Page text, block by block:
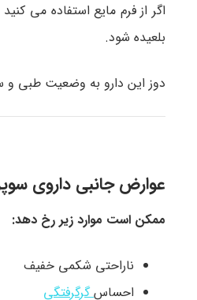
اگر از فرم مایع استفاده می
بلعیده شود.
دوز این دارو به وضعیت طبی و
عوارض جانبی داروی
ممکن است موارد زیر رخ دهد:
ناراحتی شکمی خفیف
احساسگرگرفتگی